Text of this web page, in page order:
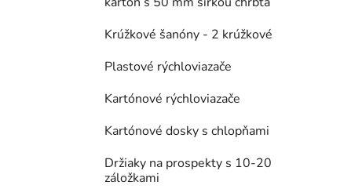
Krúžkové šanóny - 2 krúžkové
Plastové rýchloviazače
Kartónové rýchloviazače
Kartónové dosky s chlopňami
Držiaky na prospekty s 10-20
záložkami